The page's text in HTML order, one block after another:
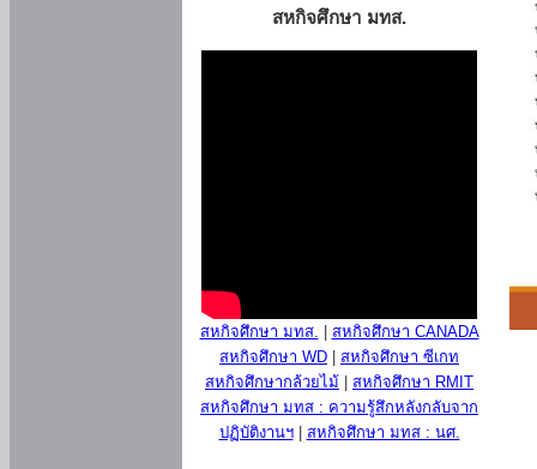
สหกิจศึกษา มทส.
สหกิจศึกษา มทส.
สหกิจศึกษา CANADA
สหกิจศึกษา WD
สหกิจศึกษา ซีเกท
สหกิจศึกษากล้วยไม้
สหกิจศึกษา RMIT
สหกิจศึกษา มทส : ความรู้สึกหลังกลับจาก
ปฏิบัติงานฯ| สหกิจศึกษา มทส : นศ.